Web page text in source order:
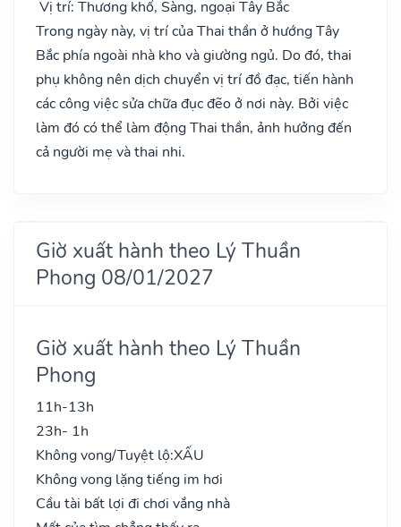
Vị trí: Thương khố, Sàng, ngoại Tây Bắc
Trong ngày này, vị trí của Thai thần ở hướng Tây
Bắc phía ngoài nhà kho và giường ngủ. Do đó, thai
phụ không nên dịch chuyển vị trí đồ đạc, tiến hành
các công việc sửa chữa đục đẽo ở nơi này. Bởi việc
làm đó có thể làm động Thai thần, ảnh hưởng đến
cả người mẹ và thai nhi.
Giờ xuất hành theo Lý Thuần
Phong 08/01/2027
Giờ xuất hành theo Lý Thuần
Phong
11h-13h
23h- 1h
Không vong/Tuyệt lộ:XẤU
Không vong lặng tiếng im hơi
Cầu tài bất lợi đi chơi vắng nhà